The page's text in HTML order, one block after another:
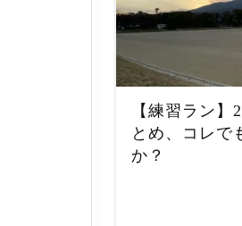
【練習ラン】
とめ、コレで
か？